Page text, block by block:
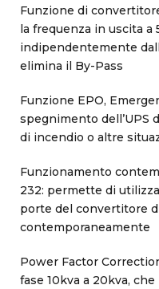
Funzione di
la frequenza in uscita a
indipendentemente
elimina il By-Pass
Funzione EPO,
spegnimento dell’UPS
di incendio o altre
Funzionamento
232: permette di
porte del convertitore
contemporaneamente
Power Factor
fase 10kva a 20kva,